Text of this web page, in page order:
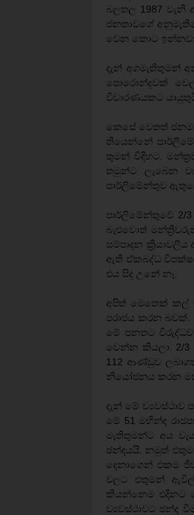
බලතල 1987
ජනතාවගේ
වෙන කොට
දැන් අගමැතිතුමන්
පොරොන්දුවක්
විචාරණයකට
කෙසේ වෙතත්
තියෙන්නේ
තුමන් විදිහට.
තමුන්ට ලැබෙන
පාර්ලිමේන්තුව
පාර්ලිමේන්තුවේ
බැළුවොත්
සම්පාදන
ඇති ඒකබද්ධ
එය සිදු උනේ නෑ.
අපිත් මෙතෙක් කල්
පරාජය කරන
මේ පනතට
වෙන්න කියලා. 2/3
112 ආණ්ඩුව
නියෝජනය කරන
දැන් මේ ව්‍යවස්ථාව
මේ 51 මහින්ද
මැතිතුමන්ට අය
ඡන්දයයි. නමුත්
දෙනාගෙන් එකම
වලට එතුමන්
කියන්නෙම එදිනට
ව්‍යවස්ථාවට ඡන්ද